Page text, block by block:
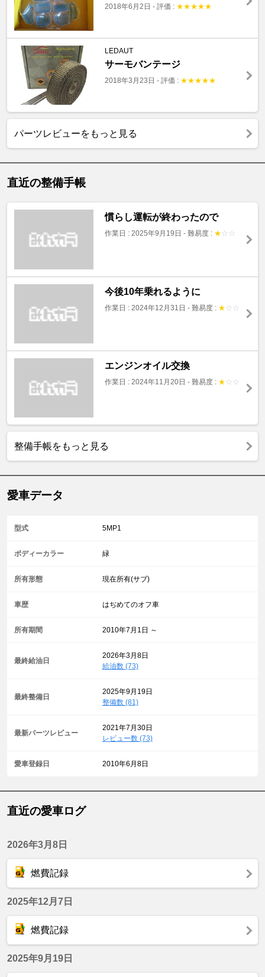
2018年6月2日 - 評価 : ★★★★★
LEDAUT
サーモバンテージ
2018年3月23日 - 評価 : ★★★★★
パーツレビューをもっと見る
直近の整備手帳
慣らし運転が終わったので
作業日 : 2025年9月19日 - 難易度 : ★ ☆ ☆
今後10年乗れるように
作業日 : 2024年12月31日 - 難易度 : ★ ☆ ☆
エンジンオイル交換
作業日 : 2024年11月20日 - 難易度 : ★ ☆ ☆
整備手帳をもっと見る
愛車データ
型式 5MP1
ボディーカラー 緑
所有形態 現在所有(サブ)
車歴 はぢめてのオフ車
所有期間 2010年7月1日 ～
最終給油日
2026年3月8日
給油数 (73)
最終整備日
2025年9月19日
整備数 (81)
最新パーツレビュー
2021年7月30日
レビュー数 (73)
愛車登録日 2010年6月8日
直近の愛車ログ
2026年3月8日
燃費記録
2025年12月7日
燃費記録
2025年9月19日